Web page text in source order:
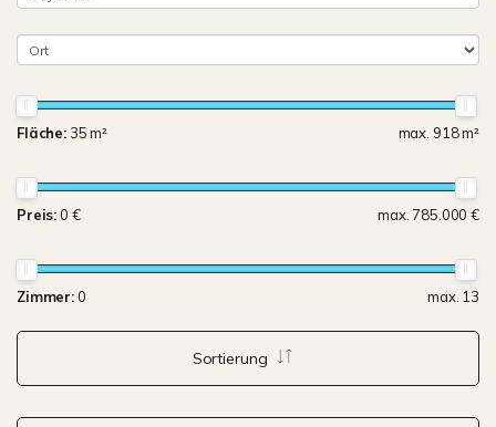
Fläche: 35 m² max. 918 m²
Preis:0 € max. 785.000 €
Zimmer:0 max. 13
Sortierung